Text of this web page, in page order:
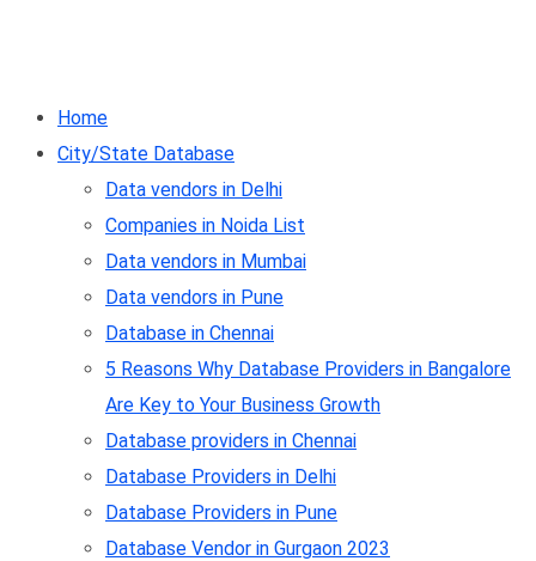
Home
City/State Database
Data vendors in Delhi
Companies in Noida List
Data vendors in Mumbai
Data vendors in Pune
Database in Chennai
5 Reasons Why Database Providers in Bangalore
Are Key to Your Business Growth
Database providers in Chennai
Database Providers in Delhi
Database Providers in Pune
Database Vendor in Gurgaon 2023